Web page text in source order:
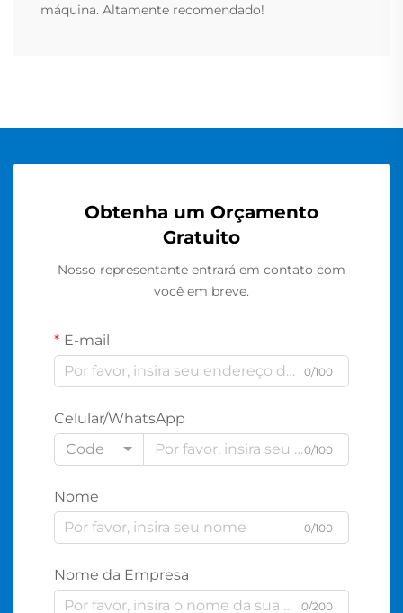
máquina. Altamente recomendado!
Obtenha um Orçamento
Gratuito
Nosso representante entrará em contato com
você em breve.
E-mail
0/100
Celular/WhatsApp
Code
0/100
Nome
0/100
Nome da Empresa
0/200